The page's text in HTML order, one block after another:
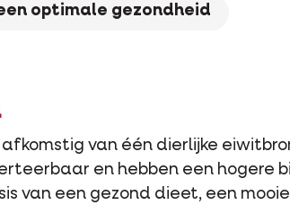
optimale gezondheid
van één dierlijke
en hebben een hogere
van een gezond dieet, een